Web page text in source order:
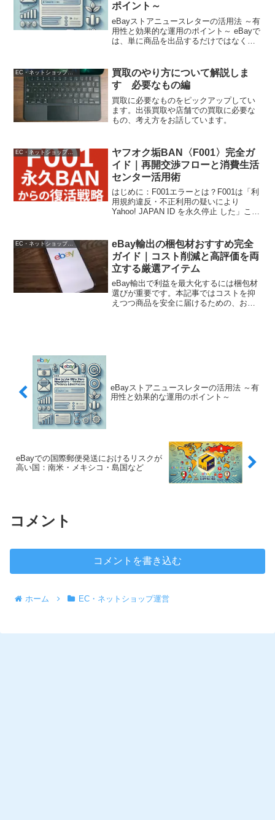
ポイント～
eBayストアニュースレターの活用法 ～有
用性と効果的な運用のポイント～ eBayで
は、単に商品を出品するだけではなく、
して、さまざまなマーケティング施策が
重要です。そ...
EC・ネットショップ運営
買取のやり方について解説しま
す 必要なもの編
買取に必要なものをピックアップしてい
ます。出張買取や店舗での買取に必要な
もの、考え方をお話しています。
EC・ネットショップ運営
ヤフオク垢BAN〈F001〉完全ガ
イド｜再開交渉フローと消費生活
センター活用術
はじめに：F001エラーとは？F001は「利
用規約違反・不正利用の疑いにより
Yahoo! JAPAN ID を永久停止 した」こと
全サービスが凍結されます。参照：Ya...
EC・ネットショップ運営
eBay輸出の梱包材おすすめ完全
ガイド｜コスト削減と高評価を両
立する厳選アイテム
eBay輸出で利益を最大化するには梱包材
選びが重要です。本記事ではコストを抑
えつつ商品を安全に届けるための、おす
eBayストアニュースレターの活用法 ～有
用性と効果的な運用のポイント～
eBayでの国際郵便発送におけるリスクが
高い国：南米・メキシコ・島国など
コメント
コメントを書き込む
ホーム EC・ネットショップ運営